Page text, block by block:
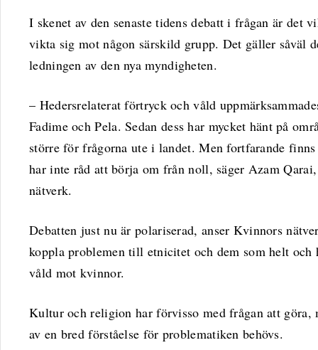
I skenet av den senaste tidens debatt i frågan är det
vikta sig mot någon särskild grupp. Det gäller såväl
ledningen av den nya myndigheten.
– Hedersrelaterat förtryck och våld
Fadime och Pela. Sedan dess har mycket hänt på
större för frågorna ute i landet. Men fortfarande
har inte råd att börja om från noll, säger Azam
nätverk.
Debatten just nu är polariserad, anser Kvinnors
koppla problemen till etnicitet och dem som helt
våld mot kvinnor.
Kultur och religion har förvisso med frågan att göra,
av en bred förståelse för problematiken behövs.